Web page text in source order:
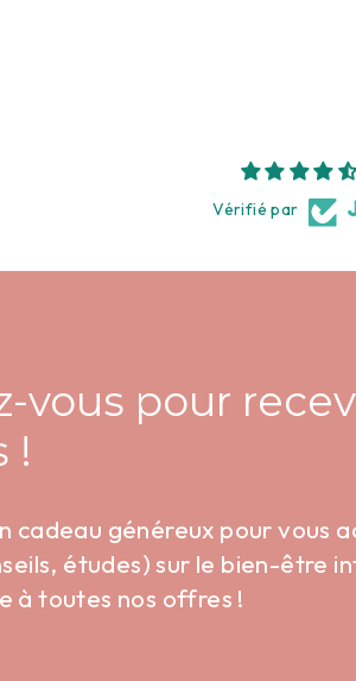
Vérifié par
vous pour
!
cadeau généreux pour vous
études) sur le bien-être
à toutes nos offres !